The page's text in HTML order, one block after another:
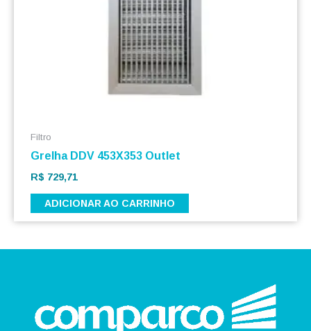
Filtro
Grelha DDV 453X353 Outlet
R$ 729,71
ADICIONAR AO CARRINHO